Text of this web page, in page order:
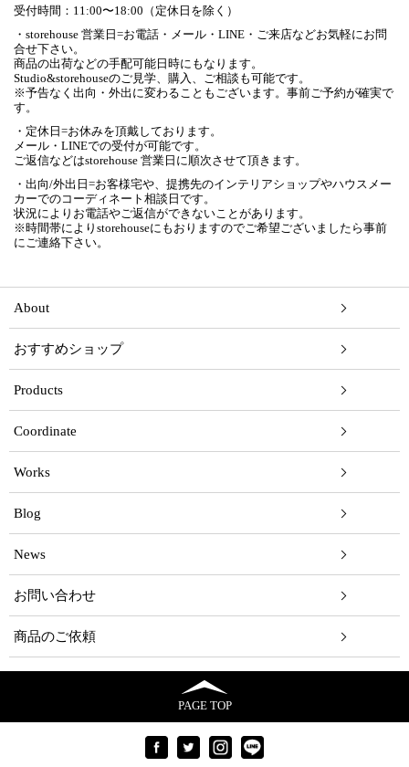
受付時間：11:00〜18:00（定休日を除く）
・storehouse 営業日=お電話・メール・LINE・ご来店などお気軽にお問
合せ下さい。
商品の出荷などの手配可能日時にもなります。
Studio&storehouseのご見学、購入、ご相談も可能です。
※予告なく出向・外出に変わることもございます。事前ご予約が確実で
す。
・定休日=お休みを頂戴しております。
メール・LINEでの受付が可能です。
ご返信などはstorehouse 営業日に順次させて頂きます。
・出向/外出日=お客様宅や、提携先のインテリアショップやハウスメー
カーでのコーディネート相談日です。
状況によりお電話やご返信ができないことがあります。
※時間帯によりstorehouseにもおりますのでご希望ございましたら事前
にご連絡下さい。
About
おすすめショップ
Products
Coordinate
Works
Blog
News
お問い合わせ
商品のご依頼
PAGE TOP